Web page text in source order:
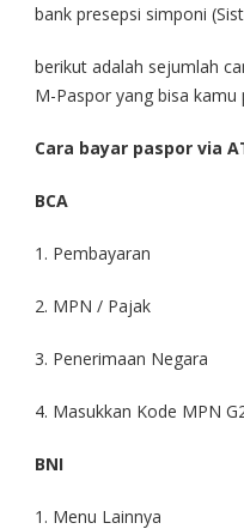
bank presepsi simponi
berikut adalah sejumlah
M-Paspor yang bisa kamu
Cara bayar paspor via
BCA
1. Pembayaran
2. MPN / Pajak
3. Penerimaan Negara
4. Masukkan Kode MPN
BNI
1. Menu Lainnya